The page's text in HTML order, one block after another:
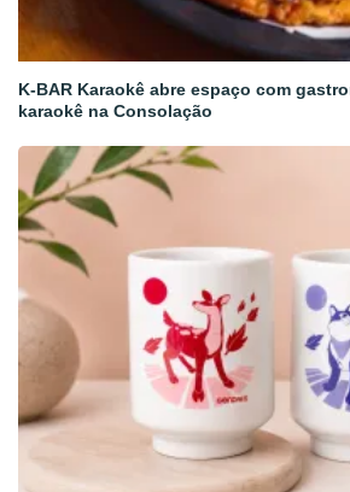
K-BAR Karaokê abre espaço com
karaokê na Consolação